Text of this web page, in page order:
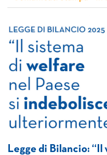
Legge di Bilancio: “Il